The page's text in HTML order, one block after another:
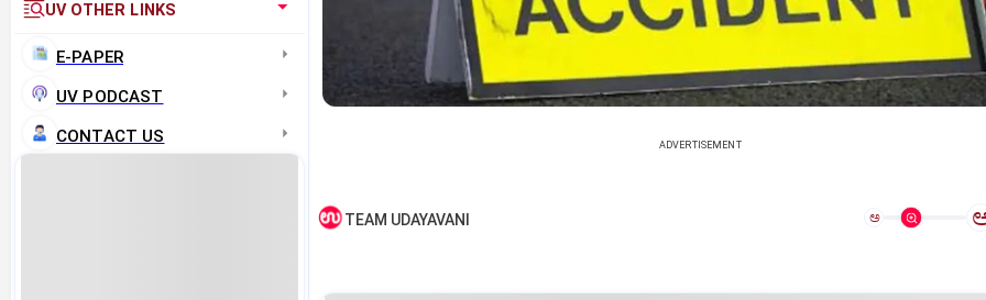
UV OTHER LINKS
E-PAPER
UV PODCAST
CONTACT US
ADVERTISEMENT
TEAM UDAYAVANI ಅ